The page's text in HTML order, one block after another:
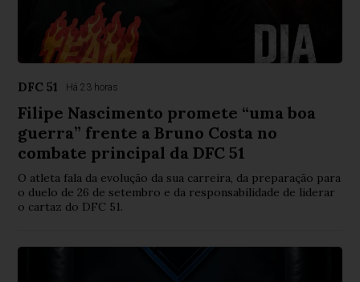
DFC 51 Há 23 horas
Filipe Nascimento promete “uma boa
guerra” frente a Bruno Costa no
combate principal da DFC 51
O atleta fala da evolução da sua carreira, da preparação para
o duelo de 26 de setembro e da responsabilidade de liderar
o cartaz do DFC 51.